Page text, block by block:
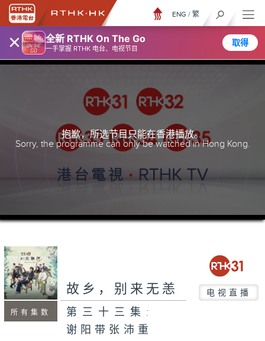
× 全新 RTHK On The Go
一手掌握 RTHK 电台、电视节目
取得
ENG / 繁
抱歉，所选节目只能在香港播放。
Sorry, the programme can only be watched in Hong Kong.
所有集数
故乡，别来无恙 电视直播
第三十三集:
谢阳带张沛重